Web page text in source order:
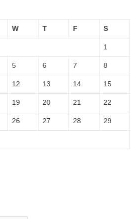
W T F S
1
5 6 7 8
12 13 14 15
19 20 21 22
26 27 28 29